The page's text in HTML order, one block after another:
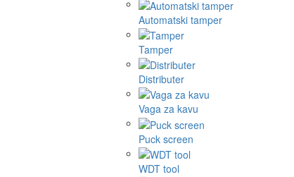
Automatski tamper
Tamper
Distributer
Vaga za kavu
Puck screen
WDT tool